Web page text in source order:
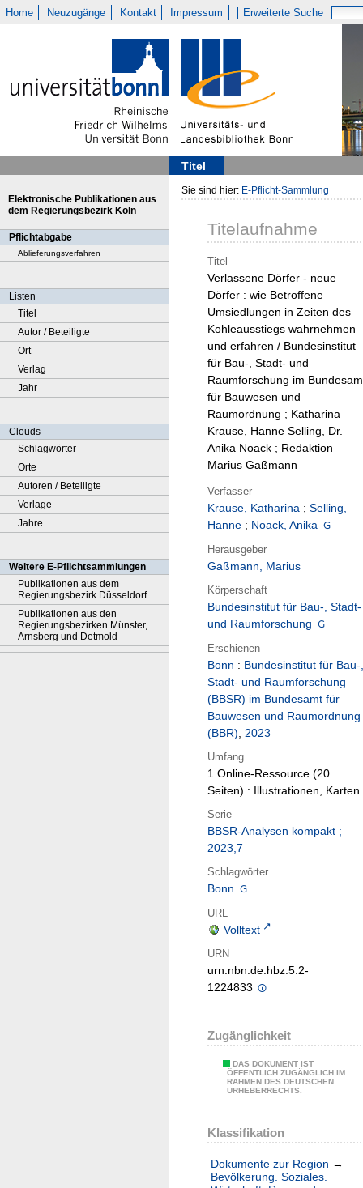
Home Neuzugänge Kontakt Impressum Erweiterte Suche
Titel
Elektronische Publikationen aus
dem Regierungsbezirk Köln
Pflichtabgabe
Ablieferungsverfahren
Listen
Titel
Autor / Beteiligte
Ort
Verlag
Jahr
Clouds
Schlagwörter
Orte
Autoren / Beteiligte
Verlage
Jahre
Weitere E-Pflichtsammlungen
Publikationen aus dem
Regierungsbezirk Düsseldorf
Publikationen aus den
Regierungsbezirken Münster,
Arnsberg und Detmold
Sie sind hier: E-Pflicht-Sammlung
Titelaufnahme
Titel
Verlassene Dörfer - neue
Dörfer : wie Betroffene
Umsiedlungen in Zeiten des
Kohleausstiegs wahrnehmen
und erfahren / Bundesinstitut
für Bau-, Stadt- und
Raumforschung im
für Bauwesen und
Raumordnung ; Katharina
Krause, Hanne Selling, Dr.
Anika Noack ; Redaktion
Marius Gaßmann
Verfasser
Krause, Katharina ; Selling,
Hanne ; Noack, Anika
Herausgeber
Gaßmann, Marius
Körperschaft
Bundesinstitut für Bau-, Stadt-
und Raumforschung
Erschienen
Bonn : Bundesinstitut für Bau-,
Stadt- und Raumforschung
(BBSR) im Bundesamt für
Bauwesen und Raumordnung
(BBR), 2023
Umfang
1 Online-Ressource (20
Seiten) : Illustrationen, Karten
Serie
BBSR-Analysen kompakt ;
2023,7
Schlagwörter
Bonn
URL
Volltext
URN
urn:nbn:de:hbz:5:2-
1224833
Zugänglichkeit
DAS DOKUMENT IST
ÖFFENTLICH ZUGÄNGLICH IM
RAHMEN DES DEUTSCHEN
URHEBERRECHTS.
Klassifikation
Dokumente zur Region →
Bevölkerung. Soziales.